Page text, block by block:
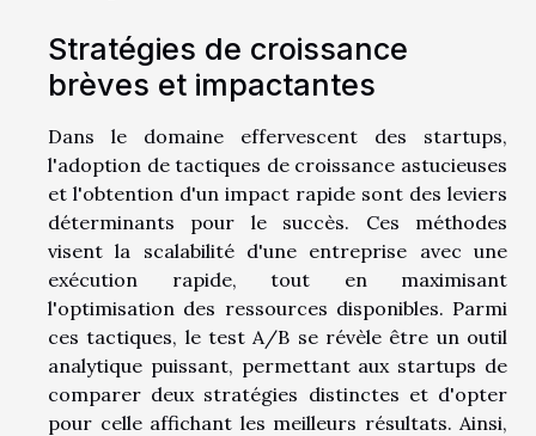
Stratégies de croissance
brèves et impactantes
Dans le domaine effervescent des startups,
l'adoption de tactiques de croissance astucieuses
et l'obtention d'un impact rapide sont des leviers
déterminants pour le succès. Ces méthodes
visent la scalabilité d'une entreprise avec une
exécution rapide, tout en maximisant
l'optimisation des ressources disponibles. Parmi
ces tactiques, le test A/B se révèle être un outil
analytique puissant, permettant aux startups de
comparer deux stratégies distinctes et d'opter
pour celle affichant les meilleurs résultats. Ainsi,